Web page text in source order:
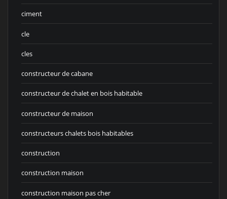
ciment
cle
cles
constructeur de cabane
constructeur de chalet en bois habitable
constructeur de maison
constructeurs chalets bois habitables
construction
construction maison
construction maison pas cher